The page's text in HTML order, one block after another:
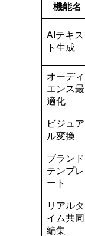
機能名
AIテキス
ト生成
オーディ
エンス最
適化
ビジュア
ル変換
ブランド
テンプレ
ート
リアルタ
イム共同
編集